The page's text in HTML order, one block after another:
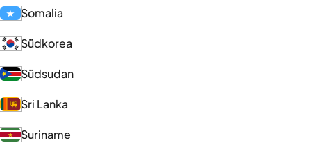
Somalia
Südkorea
Südsudan
Sri Lanka
Suriname